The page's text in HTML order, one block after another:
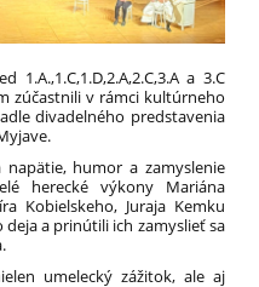
a 3.C
zúčastnili v rámci kultúrneho
divadelného predstavenia
humor a zamyslenie
herecké výkony Mariána
Kobielskeho, Juraja Kemku
a prinútili ich zamyslieť sa
umelecký zážitok, ale aj